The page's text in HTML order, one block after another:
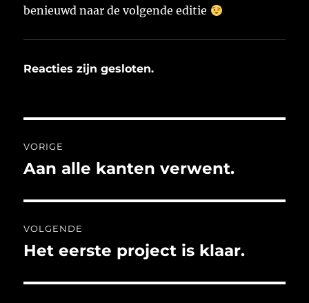
benieuwd naar de volgende editie
Reacties zijn gesloten.
navigatie
VORIGE
Vorig
Aan alle kanten verwent.
VOLGENDE
Volgend
Het eerste project is klaar.